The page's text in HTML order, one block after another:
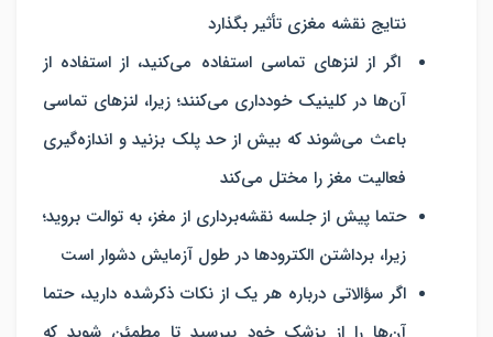
نتایج نقشه مغزی تأثیر بگذارد
اگر از لنزهای تماسی استفاده می‌کنید، از استفاده از
آن‌ها در کلینیک خودداری می‌کنند؛ زیرا، لنزهای تماسی
باعث می‌شوند که بیش از حد پلک بزنید و اندازه‌گیری
فعالیت مغز را مختل می‌کند
حتما پیش از جلسه نقشه‌برداری از مغز، به توالت بروید؛
زیرا، برداشتن الکترودها در طول آزمایش دشوار است
اگر سؤالاتی درباره هر یک از نکات ذکرشده دارید، حتما